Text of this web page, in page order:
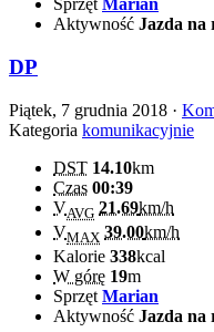
Sprzęt Marian
Aktywność Jazda na
DP
Piątek, 7 grudnia 2018 ·
Kategoria komunikacyjnie
DST 14.10km
Czas 00:39
VAVG 21.69km/h
VMAX 39.00km/h
Kalorie 338kcal
W górę 19m
Sprzęt Marian
Aktywność Jazda na